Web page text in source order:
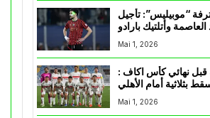
“موبيليس”: تأجيل
العاصمة وأتلتيك بارادو
Mai 1, 2026
قبل نهائي كأس اكاف :
Mai 1, 2026